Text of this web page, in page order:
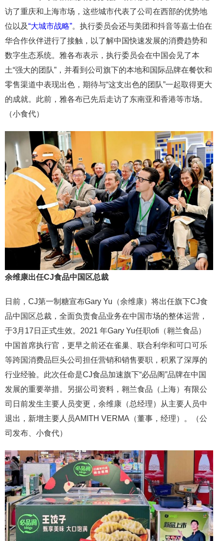
访了重庆和上海市场，这些城市代表了公司在西部的优势地
位以及“大城市战略”。执行委员会还与美团和抖音等嘉士伯在
华合作伙伴进行了接触，以了解中国快速发展的消费趋势和
数字生态系统。雅各布表示，执行委员会在中国会见了本
土“强大的团队”，并看到公司旗下的本地和国际品牌在餐饮和
零售渠道中表现出色，期待与“这支出色的团队”一起取得更大
的成就。此前，雅各布已先后走访了东南亚和香港等市场。
（小食代）
余维康出任CJ食品中国区总裁
日前，CJ第一制糖宣布Gary Yu（余维康）将出任旗下CJ食
品中国区总裁，全面负责食品业务在中国市场的整体运营，
于3月17日正式生效。2021 年Gary Yu任职ofi（翱兰食品）
中国首席执行官，更早之前还在雀巢、联合利华和可口可乐
等跨国消费品巨头公司担任营销和销售要职，积累了深厚的
行业经验。此次任命是CJ⻝品加速旗下“必品阁”品牌在中国
发展的重要举措。另据公司资料，翱兰食品（上海）有限公
司日前发生主要人员变更，余维康（总经理）从主要人员中
退出，新增主要人员AMITH VERMA（董事，经理）。（公
司发布、小食代）